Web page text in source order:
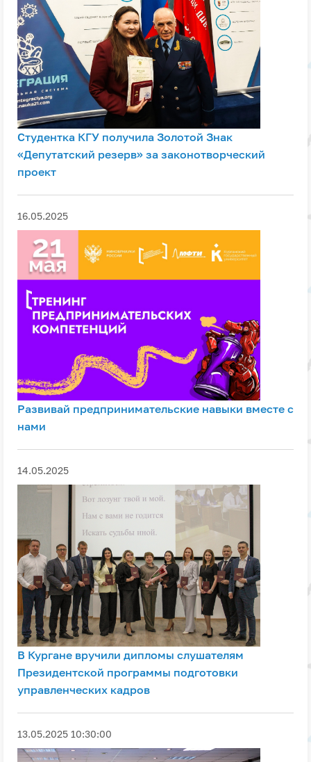
Студентка КГУ получила Золотой Знак
«Депутатский резерв» за законотворческий
проект
16.05.2025
Развивай предпринимательские навыки вместе с
нами
14.05.2025
В Кургане вручили дипломы слушателям
Президентской программы подготовки
управленческих кадров
13.05.2025 10:30:00